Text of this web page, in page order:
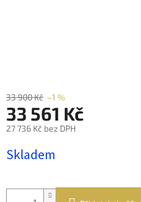
33 900 Kč –1 %
33 561 Kč
27 736 Kč bez DPH
cena:
Skladem